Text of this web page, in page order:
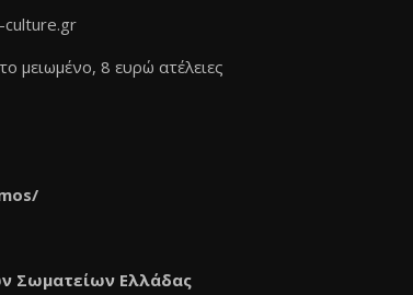
μειωμένο, 8 ευρώ ατέλειες
Σωματείων Ελλάδας